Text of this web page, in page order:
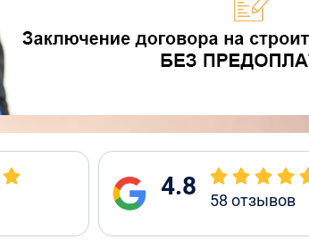
4.8 58 отзывов